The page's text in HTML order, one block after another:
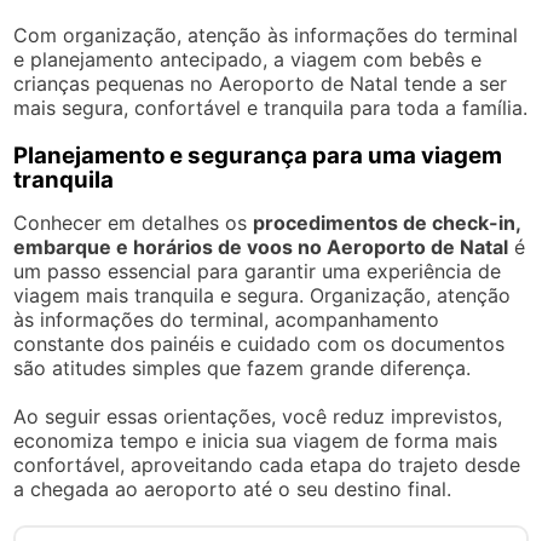
Com organização, atenção às informações do terminal
e planejamento antecipado, a viagem com bebês e
crianças pequenas no Aeroporto de Natal tende a ser
mais segura, confortável e tranquila para toda a família.
Planejamento e segurança para uma viagem
tranquila
Conhecer em detalhes os procedimentos de check-in,
embarque e horários de voos no Aeroporto de Natal é
um passo essencial para garantir uma experiência de
viagem mais tranquila e segura. Organização, atenção
às informações do terminal, acompanhamento
constante dos painéis e cuidado com os documentos
são atitudes simples que fazem grande diferença.
Ao seguir essas orientações, você reduz imprevistos,
economiza tempo e inicia sua viagem de forma mais
confortável, aproveitando cada etapa do trajeto desde
a chegada ao aeroporto até o seu destino final.